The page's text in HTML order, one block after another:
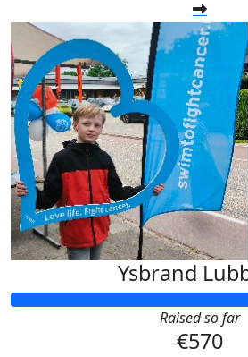
Ysbrand
Raised so far
€570